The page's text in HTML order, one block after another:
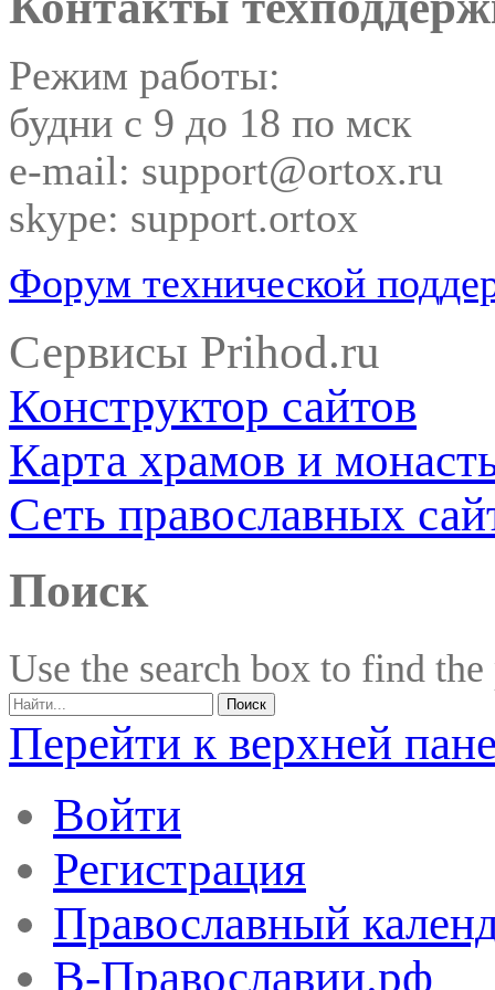
Режим работы:
будни с 9 до 18 по мск
e-mail: support@ortox.ru
skype: support.ortox
Форум технической
Сервисы Prihod.ru
Конструктор сайтов
Карта храмов и
Сеть православных
Поиск
Use the search box to find
Перейти к верхней
Войти
Регистрация
Православный
В-Православии.рф